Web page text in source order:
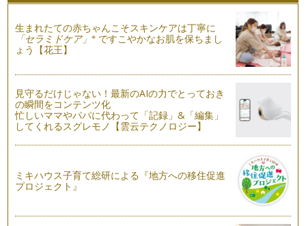
お花屋さんごっこ
「大人になったら何になる？」 の質問に数多く聞かれる職業
のひとつ、 「お花…
たくさんの木の実やコットンだけを集めて作る冬のリース。
あじさいのボールブーケの作り方
…
葉っぱで作る秋のこども花冠
生まれたての赤ちゃんこそスキンケアは丁寧に
「セラミドケア」※ ですこやかなお肌を保ちまし
ょう【花王】
見守るだけじゃない！最新のAIの力でとっておき
の瞬間をコンテンツ化
忙しいママやパパに代わって「記録」&「編集」
してくれるスグレモノ【雲云テクノロジー】
ミキハウス子育て総研による『地方への移住促進
プロジェクト』